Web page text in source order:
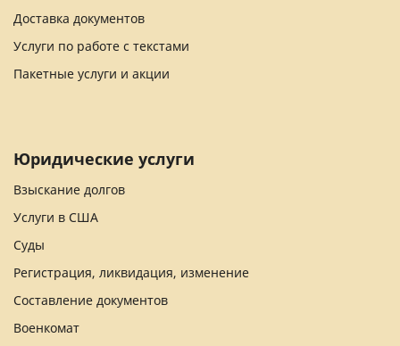
Доставка документов
Услуги по работе с текстами
Пакетные услуги и акции
Юридические услуги
Взыскание долгов
Услуги в США
Суды
Регистрация, ликвидация, изменение
Составление документов
Военкомат